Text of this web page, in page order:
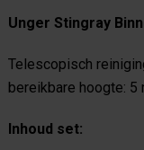
Unger Stingray
Telescopisch
bereikbare hoogte: 5
Inhoud set: